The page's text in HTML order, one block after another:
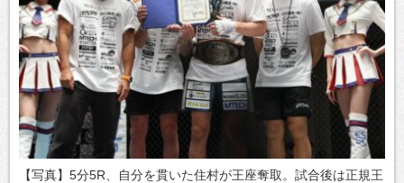
【写真】5分5R、自分を貫いた住村が王座奪取。試合後は正規王